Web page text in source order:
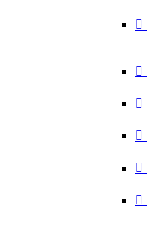





